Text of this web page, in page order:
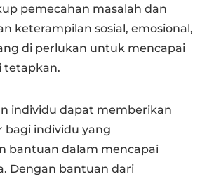
pemecahan masalah dan
keterampilan sosial, emosional,
di perlukan untuk mencapai
tetapkan.
individu dapat memberikan
bagi individu yang
bantuan dalam mencapai
Dengan bantuan dari